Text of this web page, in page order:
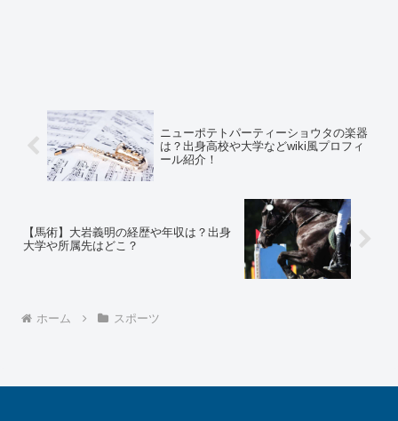
ニューポテトパーティーショウタの楽器
は？出身高校や大学などwiki風プロフィ
ール紹介！
【馬術】大岩義明の経歴や年収は？出身
大学や所属先はどこ？
ホーム スポーツ